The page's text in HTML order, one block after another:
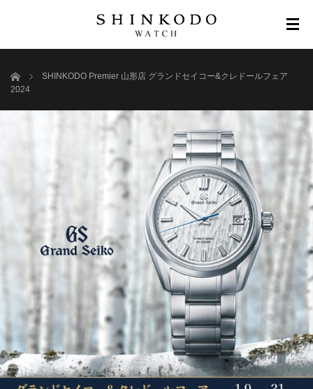
ホーム
SHINKODO Premier 山形店 グランドセイコー&クレドールフェア
2024